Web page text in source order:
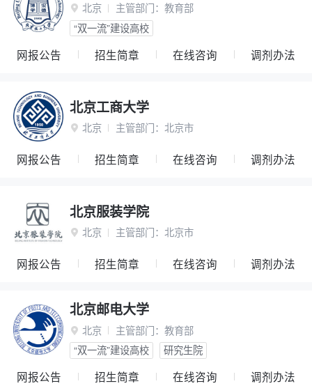
 北京 主管部门： 教育部
“双一流”建设高校
网报公告 招生简章 在线咨询 调剂办法
北京工商大学
 北京 主管部门： 北京市
网报公告 招生简章 在线咨询 调剂办法
北京服装学院
 北京 主管部门： 北京市
网报公告 招生简章 在线咨询 调剂办法
北京邮电大学
 北京 主管部门： 教育部
“双一流”建设高校
研究生院
网报公告 招生简章 在线咨询 调剂办法